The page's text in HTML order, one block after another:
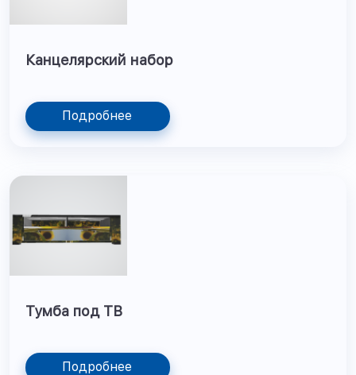
Канцелярский набор
Подробнее
Тумба под ТВ
Подробнее